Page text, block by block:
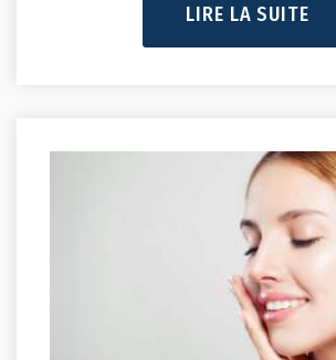
LIRE LA SUITE